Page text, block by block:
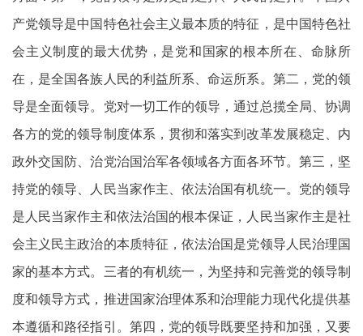
产党领导是中国特色社会主义最本质的特征，是中国特色社
会主义制度的最大优势，是党和国家的根本所在、命脉所
在，是全国各族人民的利益所系、命运所系。第二，党的领
导是全面领导。党对一切工作的领导，通过总揽全局、协调
各方的党的领导制度体系，贯彻和落实到改革发展稳定、内
政外交国防、治党治国治军各领域各方面各环节。第三，坚
持党的领导、人民当家作主、依法治国有机统一。党的领导
是人民当家作主和依法治国的根本保证，人民当家作主是社
会主义民主政治的本质特征，依法治国是党领导人民治理国
家的基本方式。三者的有机统一，为坚持和完善党的领导制
度和领导方式，推进国家治理体系和治理能力现代化提供基
本遵循和路径指引。第四，党的领导既要坚持和加强，又要